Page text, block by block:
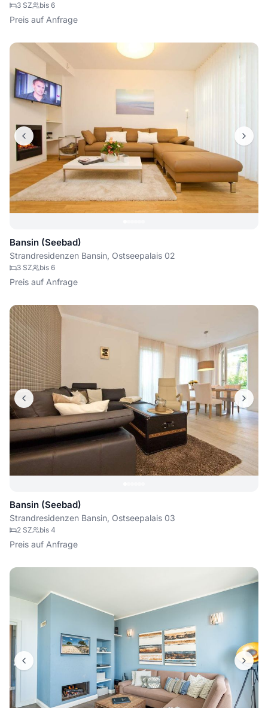
3 SZ bis 6
Preis auf Anfrage
Bansin (Seebad)
Strandresidenzen Bansin, Ostseepalais 02
3 SZ bis 6
Preis auf Anfrage
Bansin (Seebad)
Strandresidenzen Bansin, Ostseepalais 03
2 SZ bis 4
Preis auf Anfrage